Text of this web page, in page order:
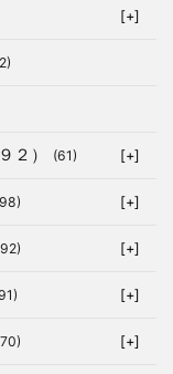
[+]
２） (61) [+]
[+]
[+]
[+]
[+]